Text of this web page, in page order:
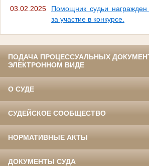
03.02.2025
Помощник судьи награжден
за участие в конкурсе.
ПОДАЧА ПРОЦЕССУАЛЬНЫХ
ЭЛЕКТРОННОМ ВИДЕ
О СУДЕ
СУДЕЙСКОЕ СООБЩЕСТВО
НОРМАТИВНЫЕ АКТЫ
ДОКУМЕНТЫ СУДА